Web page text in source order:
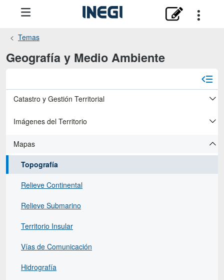
Temas
Geografía y Medio Ambiente
Catastro y Gestión Territorial
Imágenes del Territorio
Mapas
Topografía
Relieve Continental
Relieve Submarino
Territorio Insular
Vías de Comunicación
Hidrografía